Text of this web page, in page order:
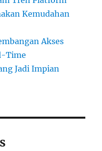
Kemudahan
Akses
Time
Jadi Impian